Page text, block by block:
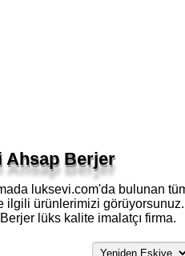
Ahsap Berjer
luksevi.com'da bulunan
ilgili ürünlerimizi görüyorsunuz.
lüks kalite imalatçı firma.